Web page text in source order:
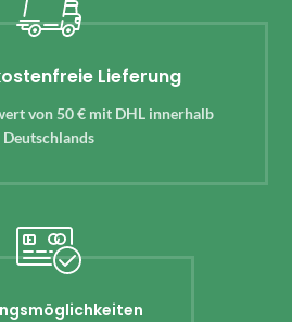
Lieferung
von 50 € mit DHL innerhalb
Deutschlands